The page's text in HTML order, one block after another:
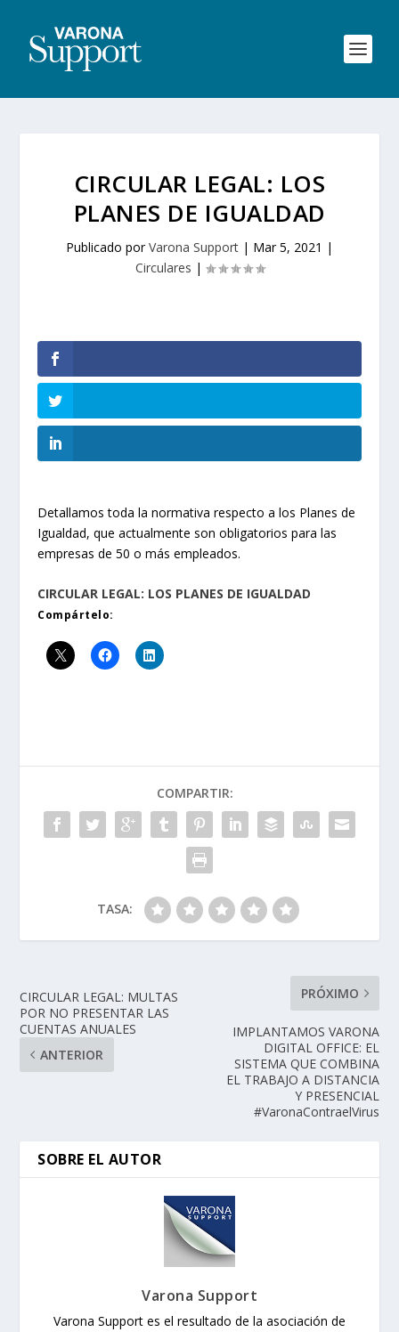
CIRCULAR LEGAL: LOS
PLANES DE IGUALDAD
Publicado porVarona Support | Mar 5, 2021 |
Circulares |
Detallamos toda la normativa respecto a los Planes de
Igualdad, que actualmente son obligatorios para las
empresas de 50 o más empleados.
CIRCULAR LEGAL: LOS PLANES DE IGUALDAD
Compártelo:
COMPARTIR:
TASA:
CIRCULAR LEGAL: MULTAS
POR NO PRESENTAR LAS
CUENTAS ANUALES
ANTERIOR
PRÓXIMO
IMPLANTAMOS VARONA
DIGITAL OFFICE: EL
SISTEMA QUE COMBINA
EL TRABAJO A DISTANCIA
Y PRESENCIAL
#VaronaContraelVirus
SOBRE EL AUTOR
Varona Support
Varona Support es el resultado de la asociación de